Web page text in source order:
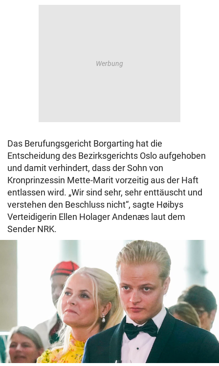
Das Berufungsgericht Borgarting hat die
Entscheidung des Bezirksgerichts Oslo aufgehoben
und damit verhindert, dass der Sohn von
Kronprinzessin Mette-Marit vorzeitig aus der Haft
entlassen wird. „Wir sind sehr, sehr enttäuscht und
verstehen den Beschluss nicht“, sagte Høibys
Verteidigerin Ellen Holager Andenæs laut dem
Sender NRK.